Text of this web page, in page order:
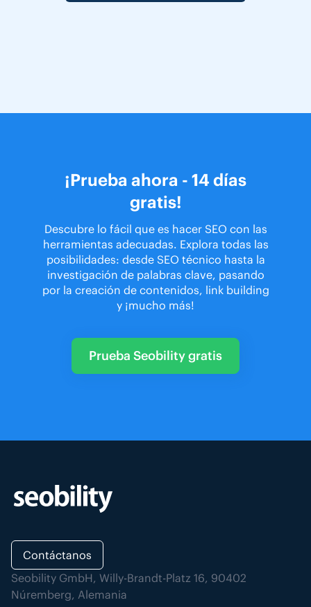
¡Prueba ahora - 14 días
gratis!
Descubre lo fácil que es hacer SEO con las
herramientas adecuadas. Explora todas las
posibilidades: desde SEO técnico hasta la
investigación de palabras clave, pasando
por la creación de contenidos, link building
y ¡mucho más!
Prueba Seobility gratis
Contáctanos
Seobility GmbH, Willy-Brandt-Platz 16, 90402
Núremberg, Alemania